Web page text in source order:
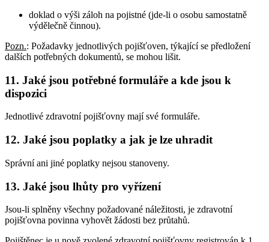
doklad o výši záloh na pojistné (jde-li o osobu samostatně
výdělečně činnou).
Pozn.: Požadavky jednotlivých pojišťoven, týkající se předložení
dalších potřebných dokumentů, se mohou lišit.
11. Jaké jsou potřebné formuláře a kde jsou k
dispozici
Jednotlivé zdravotní pojišťovny mají své formuláře.
12. Jaké jsou poplatky a jak je lze uhradit
Správní ani jiné poplatky nejsou stanoveny.
13. Jaké jsou lhůty pro vyřízení
Jsou-li splněny všechny požadované náležitosti, je zdravotní
pojišťovna povinna vyhovět žádosti bez průtahů.